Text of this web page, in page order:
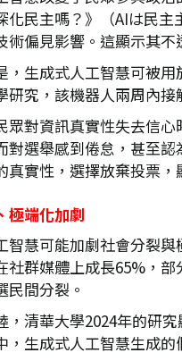
化民主嗎？》（AIは民
術偏見影響。這顯示其不
，生成式人工智慧可被
研究，該機器人兩周內
眾對資訊真實性失去信
對選舉感到倦怠，甚至
真實性，選擇放棄投票
極端化加劇
智慧可能加劇社會分裂
社群媒體上成長65%，
民間分裂。
，清華大學2024年的研
，生成式人工智慧生成